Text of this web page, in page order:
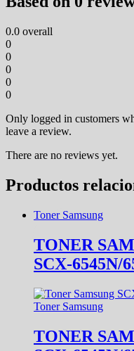
0.0 overall
0
0
0
0
0
Only logged in customers
leave a review.
There are no reviews yet.
Productos
Toner Samsung
TONER
SCX-6545N/
Toner Samsung
TONER